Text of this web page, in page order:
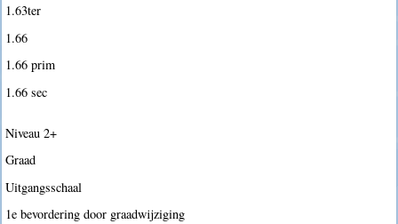
1.63ter
1.66
1.66 prim
1.66 sec
Niveau 2+
Graad
Uitgangsschaal
1e bevordering door graadwijziging